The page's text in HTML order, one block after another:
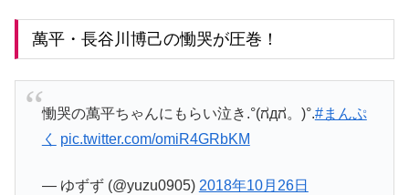
萬平・長谷川博己の慟哭が圧巻！
慟哭の萬平ちゃんにもらい泣き.°(ಗдಗ。)°.#まんぷ
く
pic.twitter.com/omiR4GRbKM
— ゆずず (@yuzu0905) 2018年10月26日